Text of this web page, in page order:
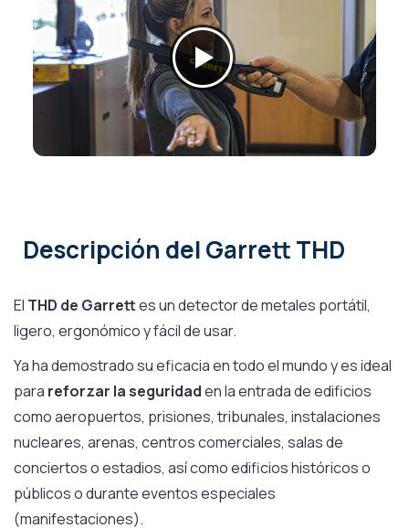
Descripción del Garrett THD
El THD de Garrettes un detector de metales portátil,
ligero, ergonómico y fácil de usar.
Ya ha demostrado su eficacia en todo el mundo y es ideal
para reforzar la seguridaden la entrada de edificios
como aeropuertos, prisiones, tribunales, instalaciones
nucleares, arenas, centros comerciales, salas de
conciertos o estadios, así como edificios históricos o
públicos o durante eventos especiales
(manifestaciones).